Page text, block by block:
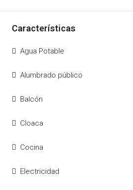
Agua Potable
Alumbrado público
Balcón
Cloaca
Cocina
Electricidad